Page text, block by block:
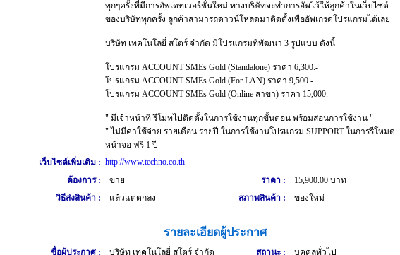
ทุกๆครั้งที่มีการอัพเดทเวอร์ชั่นใหม่ ทางบริษัทจะทำการอัพไว้ให้ลูกค้าในเว็บไซต์
ของบริษัททุกครั้ง ลูกค้าสามารถดาวน์โหลดมาติดตั้งเพื่ออัพเกรดโปรแกรมได้เลย
บริษัท เทคโนโลยี่ สโตร์ จำกัด มีโปรแกรมที่พัฒนา 3 รูปแบบ ดังนี้
โปรแกรม ACCOUNT SMEs Gold (Standalone) ราคา 6,300.-
โปรแกรม ACCOUNT SMEs Gold (For LAN) ราคา 9,500.-
โปรแกรม ACCOUNT SMEs Gold (Online สาขา) ราคา 15,000.-
" มีเจ้าหน้าที่ รีโมทไปติดตั้งในการใช้งานทุกขั้นตอน พร้อมสอนการใช้งาน "
" ไม่มีค่าใช้จ่าย รายเดือน รายปี ในการใช้งานโปรแกรม SUPPORT ในการรีโหมด
หน้าจอ ฟรี 1 ปี
เว็บไซต์เพิ่มเติม : http://www.techno.co.th
ต้องการ :
ขาย ราคา :
15,900.00 บาท
วิธีส่งสินค้า :
แล้วแต่ตกลง สภาพสินค้า : ของใหม่
รายละเอียดผู้ประกาศ
ชื่อผู้ประกาศ : บริษัท เทคโนโลยี่ สโตร์ จำกัด สถานะ : บุคคลทั่วไป